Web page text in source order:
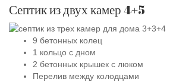
Септик из двух камер 4+5
9 бетонных колец
1 кольцо с дном
2 бетонных крышек с люком
Перелив между колодцами